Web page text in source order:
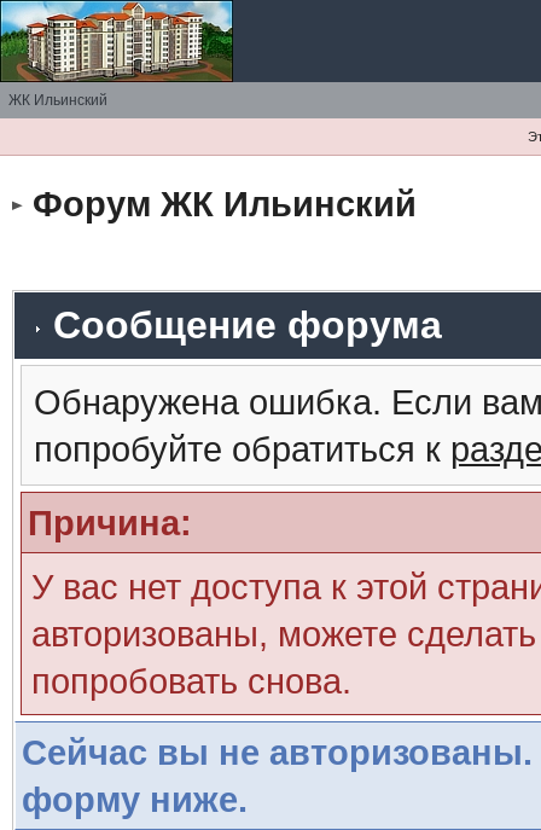
ЖК Ильинский
Форум ЖК Ильинский
Сообщение форума
Обнаружена ошибка. Если
попробуйте обратиться к
Причина:
У вас нет доступа к этой
авторизованы, можете
попробовать снова.
Сейчас вы не авторизованы.
форму ниже.